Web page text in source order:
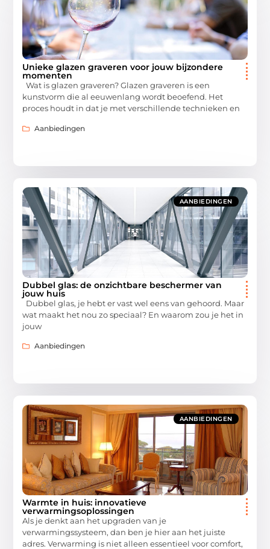
Unieke glazen graveren voor jouw bijzondere
momenten
Wat is glazen graveren? Glazen graveren is een
kunstvorm die al eeuwenlang wordt beoefend. Het
proces houdt in dat je met verschillende technieken en
Aanbiedingen
AANBIEDINGEN
Dubbel glas: de onzichtbare beschermer van
jouw huis
Dubbel glas, je hebt er vast wel eens van gehoord. Maar
wat maakt het nou zo speciaal? En waarom zou je het in
jouw
Aanbiedingen
AANBIEDINGEN
Warmte in huis: innovatieve
verwarmingsoplossingen
Als je denkt aan het upgraden van je
verwarmingssysteem, dan ben je hier aan het juiste
adres. Verwarming is niet alleen essentieel voor comfort,